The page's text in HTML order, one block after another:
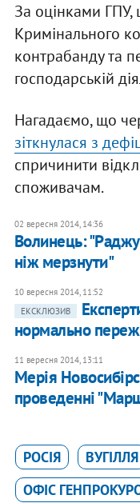
За оцінками ГПУ,
Кримінального
контрабанду та
господарській
Нагадаємо, що
зіткнулася з
спричинити
споживачам.
02 вересня 2014, 14:36
Волинець:
ніж мерзнути"
10 вересня 2014, 11:52
ЕКСКЛЮЗИВ
нормально
11 вересня 2014, 13:11
Мерія
проведенні
РОСІЯ ВУГІЛЛЯ
ОФІС